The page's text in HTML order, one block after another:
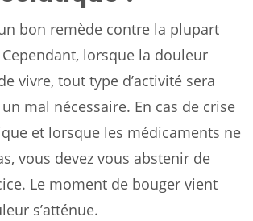
un bon remède contre la plupart
lorsque la douleur
vivre, tout type d’activité sera
mal nécessaire. En cas de crise
et lorsque les médicaments ne
vous devez vous abstenir de
Le moment de bouger vient
s’atténue.